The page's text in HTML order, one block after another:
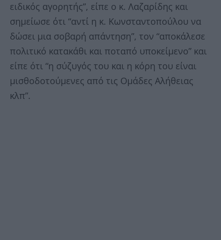
ειδικός αγορητής”, είπε ο κ. Λαζαρίδης και
σημείωσε ότι “αντί η κ. Κωνσταντοπούλου να
δώσει μια σοβαρή απάντηση”, τον “αποκάλεσε
πολιτικό κατακάθι και ποταπό υποκείμενο” και
είπε ότι “η σύζυγός του και η κόρη του είναι
μισθοδοτούμενες από τις Ομάδες Αλήθειας
κλπ”.